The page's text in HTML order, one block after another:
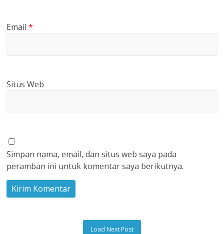
Email*
Situs Web
Simpan nama, email, dan situs web saya pada
peramban ini untuk komentar saya berikutnya.
Load Next Post